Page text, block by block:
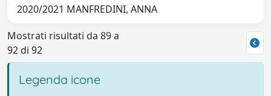
2020/2021 MANFREDINI, ANNA
Mostrati risultati da 89 a
92 di 92
Legenda icone